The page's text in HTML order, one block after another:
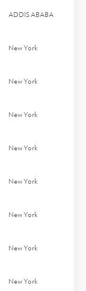
ADDIS ABABA
New York
New York
New York
New York
New York
New York
New York
New York